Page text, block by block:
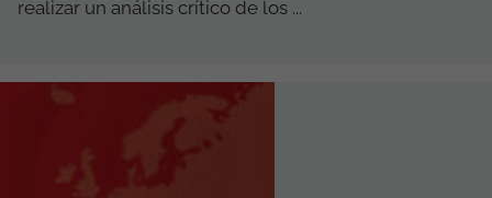
realizar un análisis crítico de los ...